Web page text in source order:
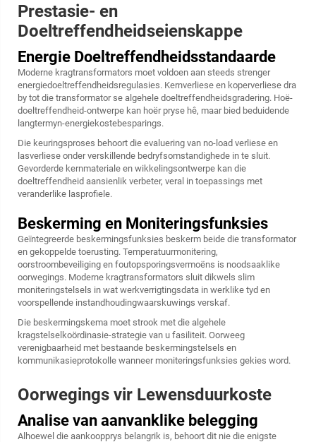
Prestasie- en
Doeltreffendheidseienskappe
Energie Doeltreffendheidsstandaarde
Moderne kragtransformators moet voldoen aan steeds strenger
energiedoeltreffendheidsregulasies. Kernverliese en koperverliese dra
by tot die transformator se algehele doeltreffendheidsgradering. Hoë-
doeltreffendheid-ontwerpe kan hoër pryse hê, maar bied beduidende
langtermyn-energiekostebesparings.
Die keuringsproses behoort die evaluering van no-load verliese en
lasverliese onder verskillende bedryfsomstandighede in te sluit.
Gevorderde kernmateriale en wikkelingsontwerpe kan die
doeltreffendheid aansienlik verbeter, veral in toepassings met
veranderlike lasprofiele.
Beskerming en Moniteringsfunksies
Geïntegreerde beskermingsfunksies beskerm beide die transformator
en gekoppelde toerusting. Temperatuurmonitering,
oorstroombeveiliging en foutopsporingsvermoëns is noodsaaklike
oorwegings. Moderne kragtransformators sluit dikwels slim
moniteringstelsels in wat werkverrigtingsdata in werklike tyd en
voorspellende instandhoudingwaarskuwings verskaf.
Die beskermingskema moet strook met die algehele
kragstelselkoördinasie-strategie van u fasiliteit. Oorweeg
verenigbaarheid met bestaande beskermingstelsels en
kommunikasieprotokolle wanneer moniteringsfunksies gekies word.
Oorwegings vir Lewensduurkoste
Analise van aanvanklike belegging
Alhoewel die aankoopprys belangrik is, behoort dit nie die enigste